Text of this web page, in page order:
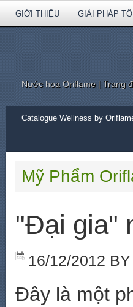
GIỚI THIỆU GIẢI PHÁP
Nước hoa Oriflame | Trang
Catalogue Wellness by
Mỹ Phẩm
"Đại gia"
16/12/2012 BY
Đây là một